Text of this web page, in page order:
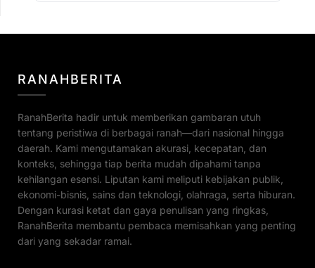
RANAHBERITA
RanahBerita hadir untuk memberikan gambaran utuh
tentang peristiwa di berbagai ranah—dari nasional hingga
daerah. Kami mengutamakan akurasi, kecepatan, dan
konteks, sehingga tiap berita mudah dipahami tanpa
kehilangan esensi. Liputan kami meliputi kebijakan publik,
ekonomi-bisnis, sains dan teknologi, olahraga, serta hiburan.
Dengan kurasi ketat dan gaya penulisan yang ringkas,
RanahBerita membantu pembaca memisahkan yang penting
dari yang sekadar ramai.